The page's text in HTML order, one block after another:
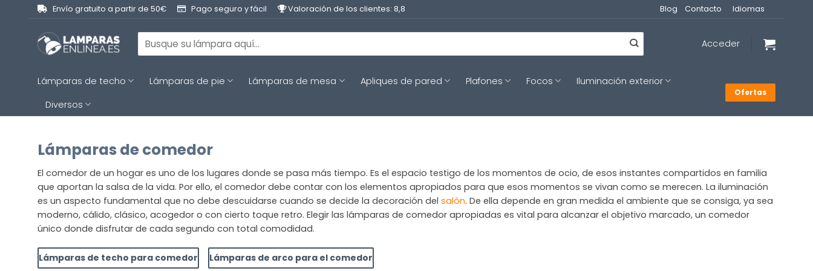
contenido
Envío gratuito a partir de 50€ Pago seguro y fácil Valoración de los clientes: 8,8 Blog Contacto Idiomas
Buscar
por:
Acceder
Lámparas de techo Lámparas de pie Lámparas de mesa Apliques de pared Plafones Focos
Iluminación exterior
Diversos
Ofertas
Lámparas de comedor
El comedor de un hogar es uno de los lugares donde se pasa más tiempo. Es el espacio testigo de los momentos de ocio, de esos instantes compartidos en familia
que aportan la salsa de la vida. Por ello, el comedor debe contar con los elementos apropiados para que esos momentos se vivan como se merecen. La iluminación
es un aspecto fundamental que no debe descuidarse cuando se decide la decoración del salón. De ella depende en gran medida el ambiente que se consiga, ya sea
moderno, cálido, clásico, acogedor o con cierto toque retro. Elegir las lámparas de comedor apropiadas es vital para alcanzar el objetivo marcado, un comedor
único donde disfrutar de cada segundo con total comodidad.
Lámparas de techo para comedor Lámparas de arco para el comedor